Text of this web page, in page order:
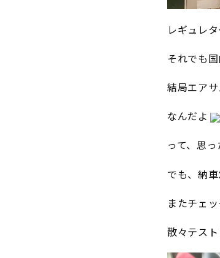
レギュレ
それでも
結局エア
なんだよ
って、思
でも、納
またチェ
散々テス